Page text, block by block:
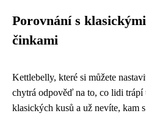
Porovnání s
činkami
Kettlebelly, které si můžete
chytrá odpověď na to, co lidi trápí
klasických kusů a už nevíte, kam